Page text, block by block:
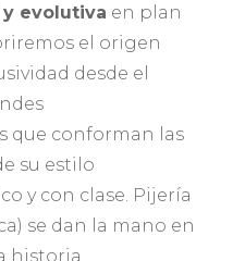
evolutiva en plan
el origen
desde el
que conforman las
su estilo
y con clase. Pijería
se dan la mano en
historia.